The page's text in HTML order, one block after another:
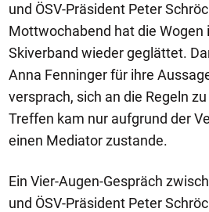
und ÖSV-Präsident Peter
Mottwochabend hat die Wogen
Skiverband wieder geglättet.
Anna Fenninger für ihre
versprach, sich an die Regeln
Treffen kam nur aufgrund der
einen Mediator zustande.
Ein Vier-Augen-Gespräch
und ÖSV-Präsident Peter